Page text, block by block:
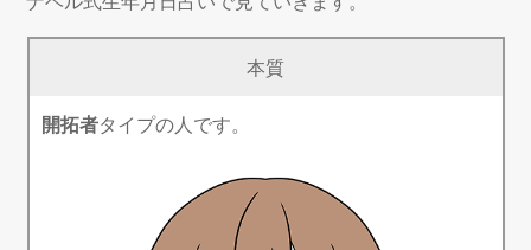
本質
開拓者タイプの人です。